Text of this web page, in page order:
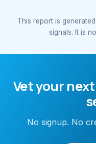
This report is
signals. It is
Vet your
No signup. No